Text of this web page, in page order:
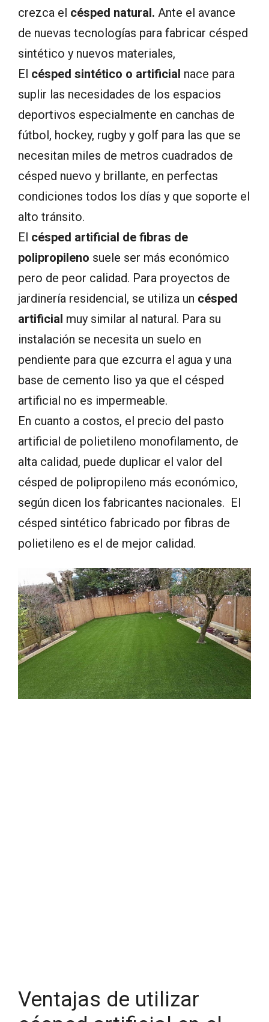
crezca el césped natural. Ante el avance
de nuevas tecnologías para fabricar césped
sintético y nuevos materiales,
El césped sintético o artificial nace para
suplir las necesidades de los espacios
deportivos especialmente en canchas de
fútbol, hockey, rugby y golf para las que se
necesitan miles de metros cuadrados de
césped nuevo y brillante, en perfectas
condiciones todos los días y que soporte el
alto tránsito.
El césped artificial de fibras de
polipropileno suele ser más económico
pero de peor calidad. Para proyectos de
jardinería residencial, se utiliza un césped
artificial muy similar al natural. Para su
instalación se necesita un suelo en
pendiente para que ezcurra el agua y una
base de cemento liso ya que el césped
artificial no es impermeable.
En cuanto a costos, el precio del pasto
artificial de polietileno monofilamento, de
alta calidad, puede duplicar el valor del
césped de polipropileno más económico,
según dicen los fabricantes nacionales. El
césped sintético fabricado por fibras de
polietileno es el de mejor calidad.
Ventajas de utilizar